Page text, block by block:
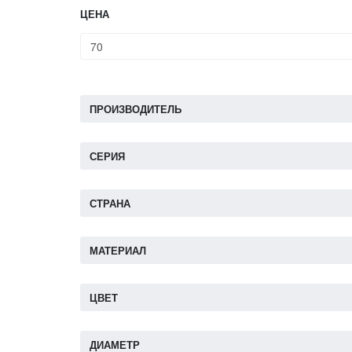
ЦЕНА
ПРОИЗВОДИТЕЛЬ
СЕРИЯ
СТРАНА
МАТЕРИАЛ
ЦВЕТ
ДИАМЕТР